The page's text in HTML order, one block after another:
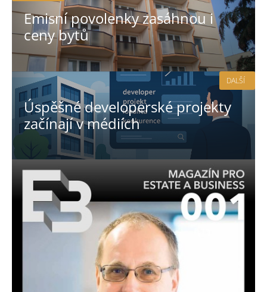
Emisní povolenky zasáhnou i
ceny bytů
Úspěšné developerské projekty
začínají v médiích
DALŠÍ